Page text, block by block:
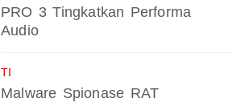
PRO 3 Tingkatkan Performa
Audio
TI
Malware Spionase RAT